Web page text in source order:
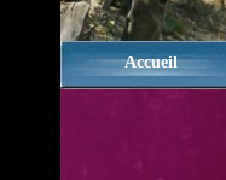
Accueil